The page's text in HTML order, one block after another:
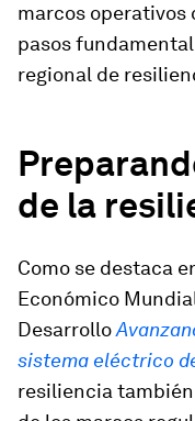
marcos operativos
pasos
regional de
de la
Como se destaca
Económico
Desarrollo
sistema eléctrico
resiliencia